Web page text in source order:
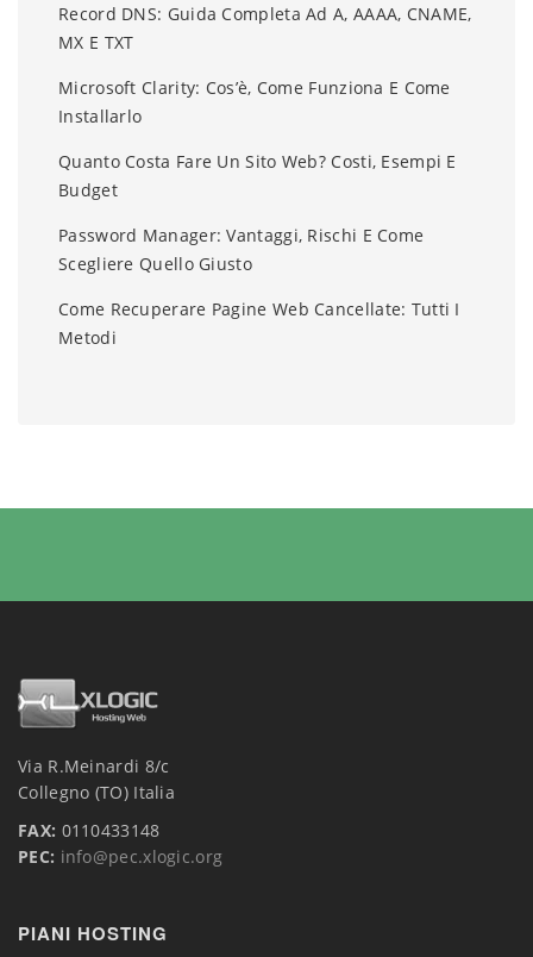
Record DNS: Guida Completa Ad A, AAAA, CNAME,
MX E TXT
Microsoft Clarity: Cos’è, Come Funziona E Come
Installarlo
Quanto Costa Fare Un Sito Web? Costi, Esempi E
Budget
Password Manager: Vantaggi, Rischi E Come
Scegliere Quello Giusto
Come Recuperare Pagine Web Cancellate: Tutti I
Metodi
Via R.Meinardi 8/c
Collegno (TO) Italia
FAX: 0110433148
PEC: info@pec.xlogic.org
PIANI HOSTING